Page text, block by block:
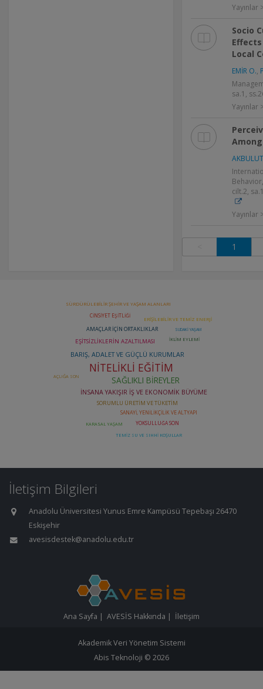
Yayınlar
Socio
Local
EMİR O.,
sa.1,
Yayınlar
cilt.2,
Yayınlar
1
İletişim Bilgileri
Anadolu Üniversitesi Yunus Emre Kampüsü Tepebaşı 26470
Eskişehir
avesisdestek@anadolu.edu.tr
Ana Sayfa | AVESİS Hakkında | İletişim
Akademik Veri Yönetim Sistemi
Abis Teknoloji © 2026